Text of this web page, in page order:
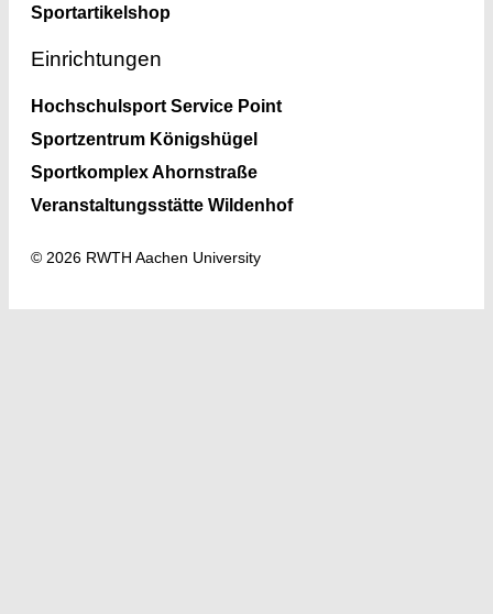
Sportartikelshop
Einrichtungen
Hochschulsport Service Point
Sportzentrum Königshügel
Sportkomplex Ahornstraße
Veranstaltungsstätte Wildenhof
© 2026 RWTH Aachen University